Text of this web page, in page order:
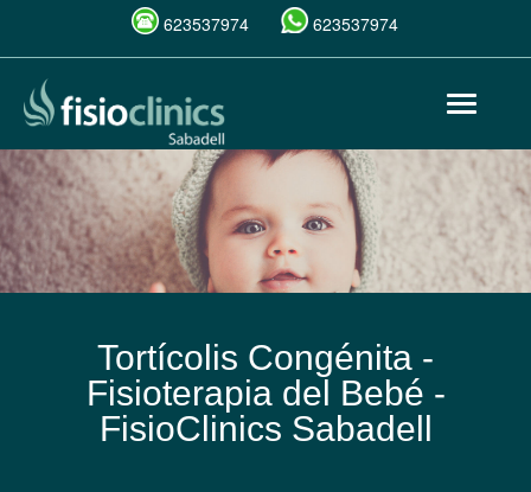
Pasar
contenido
principal
623537974 623537974
Toggle
Tortícolis Congénita -
Fisioterapia del Bebé -
FisioClinics Sabadell